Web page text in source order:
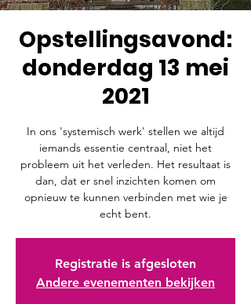
Opstellingsavond:
donderdag 13 mei
2021
In ons 'systemisch werk' stellen we altijd
iemands essentie centraal, niet het
probleem uit het verleden. Het resultaat is
dan, dat er snel inzichten komen om
opnieuw te kunnen verbinden met wie je
echt bent.
Registratie is afgesloten
Andere evenementen bekijken